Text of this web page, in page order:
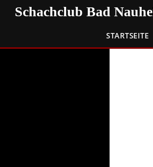
Zum
InhaltSchachclub Bad
Suchen
STARTSEITE